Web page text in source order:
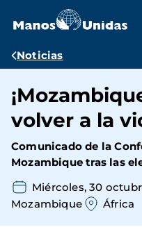
contenido
Ruta
navegación
Noticias
volver a la
Comunicado de la
Mozambique tras las
Miércoles, 30
Mozambique
África